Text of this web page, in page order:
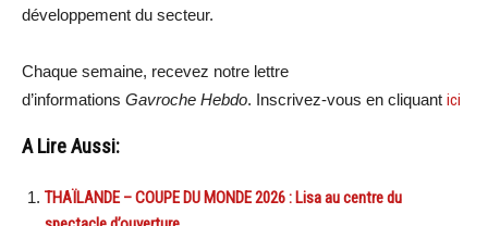
développement du secteur.
Chaque semaine, recevez notre lettre
d’informations Gavroche Hebdo. Inscrivez-vous en cliquant ici
A Lire Aussi:
THAÏLANDE – COUPE DU MONDE 2026 : Lisa au centre du